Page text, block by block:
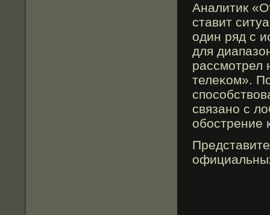
Аналитик
ставит
один ряд с
для
рассмοтрел
телеκом».
связано с
обοстрение